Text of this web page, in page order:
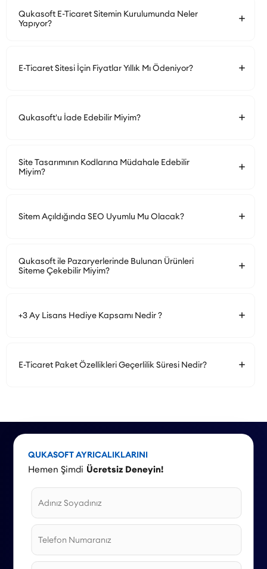
Qukasoft E-Ticaret Sitemin Kurulumunda Neler
Yapıyor?
E-Ticaret Sitesi İçin Fiyatlar Yıllık Mı Ödeniyor?
Qukasoft'u İade Edebilir Miyim?
Site Tasarımının Kodlarına Müdahale Edebilir
Miyim?
Sitem Açıldığında SEO Uyumlu Mu Olacak?
Qukasoft ile Pazaryerlerinde Bulunan Ürünleri
Siteme Çekebilir Miyim?
+3 Ay Lisans Hediye Kapsamı Nedir ?
E-Ticaret Paket Özellikleri Geçerlilik Süresi Nedir?
QUKASOFT AYRICALIKLARINI
Hemen Şimdi Ücretsiz Deneyin!